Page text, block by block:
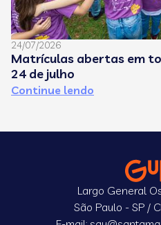
24/07/2026
Matrículas abertas em
24 de julho
Continue lendo
Largo General
São Paulo - SP /